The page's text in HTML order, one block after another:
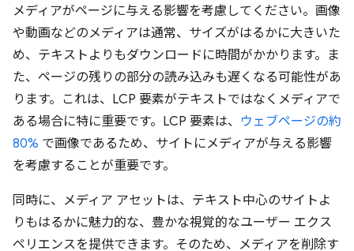
メディアがページに与える影響を考慮してください。画像
や動画などのメディアは通常、サイズがはるかに大きいた
め、テキストよりもダウンロードに時間がかかります。ま
た、ページの残りの部分の読み込みも遅くなる可能性があ
ります。これは、LCP 要素がテキストではなくメディアで
ある場合に特に重要です。LCP 要素は、 ウェブページの約
80% で画像であるため、サイトにメディアが与える影響
を考慮することが重要です。
同時に、メディア アセットは、テキスト中心のサイトよ
りもはるかに魅力的な、豊かな視覚的なユーザー エクス
ペリエンスを提供できます。そのため、メディアを削除す